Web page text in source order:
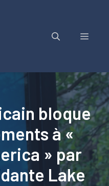
Menu
bloque
à «
» ​​par
Lake